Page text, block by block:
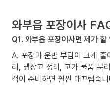
와부읍 포장이사
Q1. 와부읍 포장이사면 제가 할
A. 포장과 운반 부담이 크게
리, 냉장고 정리, 고가 물품 분
객이 준비하면 훨씬 매끄럽습니